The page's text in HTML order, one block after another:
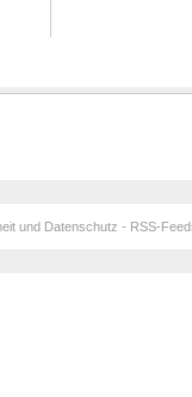
und Datenschutz - RSS-